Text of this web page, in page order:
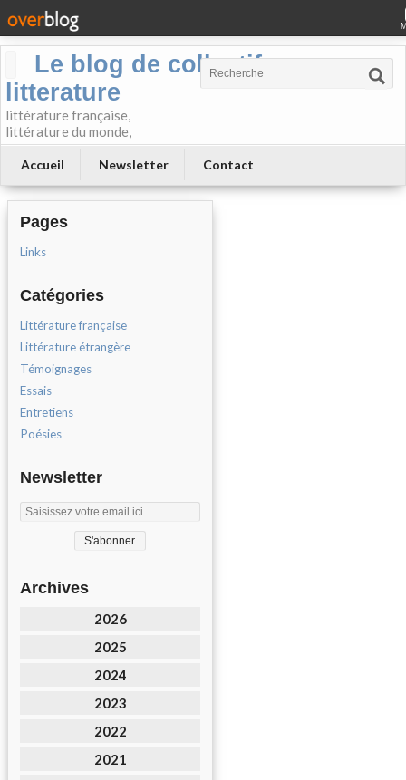
Le blog de collectif-
litterature
littérature française,
littérature du monde,
Accueil Newsletter Contact
Pages
Links
Catégories
Littérature française
Littérature étrangère
Témoignages
Essais
Entretiens
Poésies
Newsletter
Archives
2026
2025
2024
2023
2022
2021